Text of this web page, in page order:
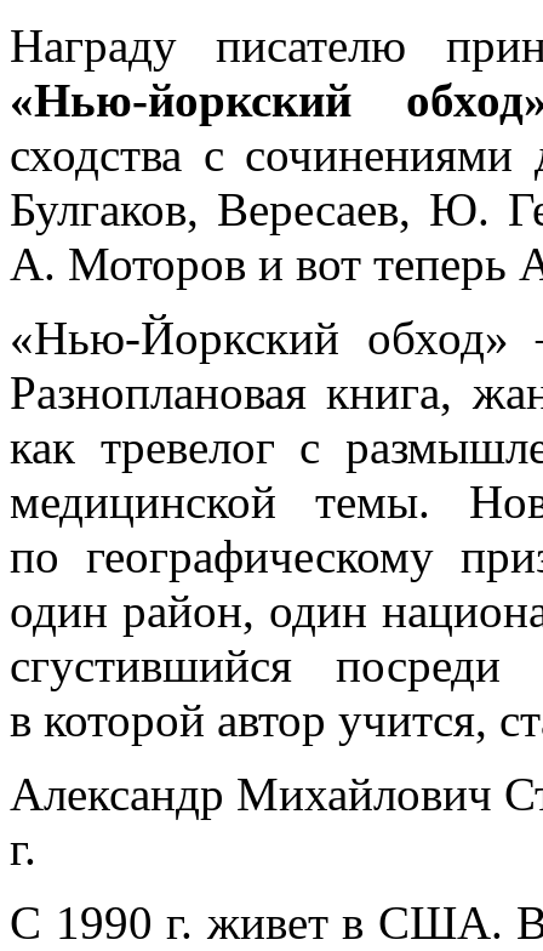
Награду писателю
«Нью-йоркский
сходства с
Булгаков, Вересаев, Ю.
А. Моторов и вот теперь
«Нью-Йоркский обход»
Разноплановая книга,
как тревелог с
медицинской темы.
по географическому
один район, один
сгустившийся
в которой автор учится,
Александр Михайлович
г.
С 1990 г. живет в США. В